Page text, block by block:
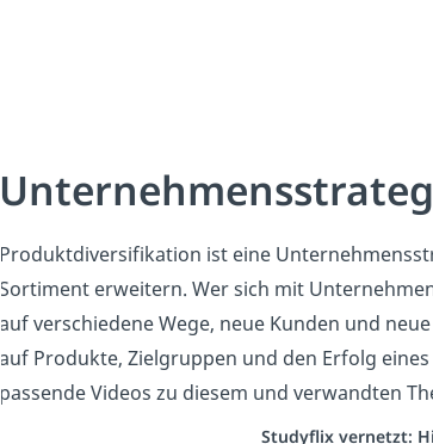
Produktdiversifikation ist eine
Sortiment erweitern. Wer sich mit
auf verschiedene Wege, neue Kunden und
auf Produkte, Zielgruppen und den Erfolg
passende Videos zu diesem und verwandten
Studyflix vernetzt: